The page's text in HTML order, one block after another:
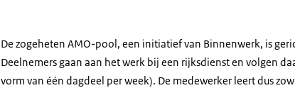
De zogeheten AMO-pool, een initiatief van Binnenwerk, is
Deelnemers gaan aan het werk bij een rijksdienst en volgen
vorm van één dagdeel per week). De medewerker leert dus